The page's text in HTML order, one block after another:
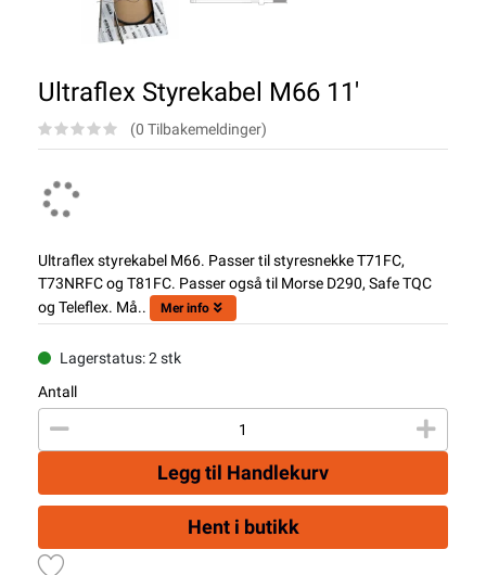
Ultraflex Styrekabel M66 11'
(0 Tilbakemeldinger)
Ultraflex styrekabel M66. Passer til styresnekke T71FC,
T73NRFC og T81FC. Passer også til Morse D290, Safe TQC
og Teleflex. Må..
Mer info
Lagerstatus: 2 stk
Antall
Legg til Handlekurv
Hent i butikk